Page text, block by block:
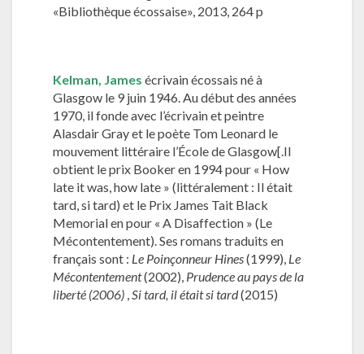
«Bibliothèque écossaise», 2013, 264 p
Kelman, James écrivain écossais né à
Glasgow le 9 juin 1946. Au début des années
1970, il fonde avec l’écrivain et peintre
Alasdair Gray et le poète Tom Leonard le
mouvement littéraire l’École de Glasgow[.Il
obtient le prix Booker en 1994 pour « How
late it was, how late » (littéralement : Il était
tard, si tard) et le Prix James Tait Black
Memorial en pour « A Disaffection » (Le
Mécontentement). Ses romans traduits en
français sont : Le Poinçonneur Hines(1999), Le
Mécontentement(2002), Prudence au pays de la
liberté (2006) ,Si tard, il était si tard(2015)